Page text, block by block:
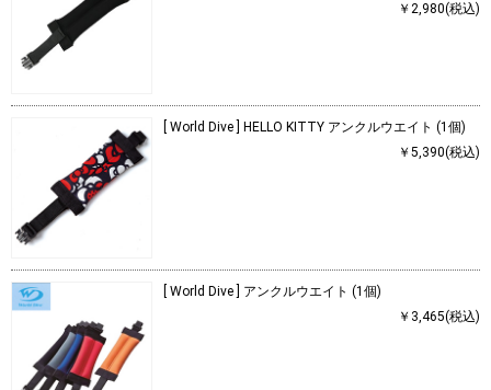
￥2,980(税込)
[ World Dive ] HELLO KITTY アンクルウエイト (1個)
￥5,390(税込)
[ World Dive ] アンクルウエイト (1個)
￥3,465(税込)